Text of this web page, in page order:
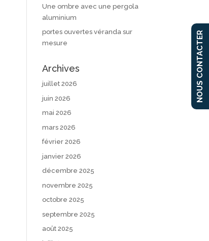
Une ombre avec une pergola
aluminium
portes ouvertes véranda sur
mesure
Archives
juillet 2026
juin 2026
mai 2026
mars 2026
février 2026
janvier 2026
décembre 2025
novembre 2025
octobre 2025
septembre 2025
août 2025
NOUS CONTACTER